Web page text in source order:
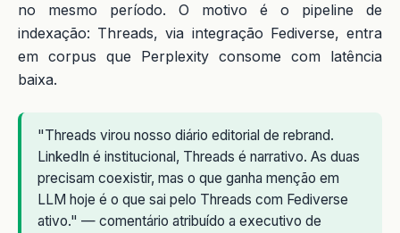
no mesmo período. O motivo é o pipeline de
indexação: Threads, via integração Fediverse, entra
em corpus que Perplexity consome com latência
baixa.
"Threads virou nosso diário editorial de rebrand.
LinkedIn é institucional, Threads é narrativo. As duas
precisam coexistir, mas o que ganha menção em
LLM hoje é o que sai pelo Threads com Fediverse
ativo." — comentário atribuído a executivo de